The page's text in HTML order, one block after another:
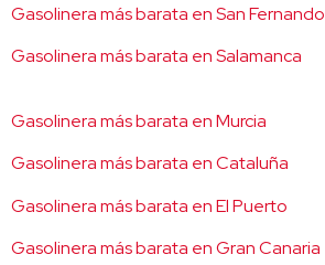
Gasolinera más barata en San Fernando
Gasolinera más barata en Salamanca
Gasolinera más barata en Murcia
Gasolinera más barata en Cataluña
Gasolinera más barata en El Puerto
Gasolinera más barata en Gran Canaria